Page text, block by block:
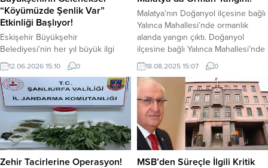
“Köyümüzde Şenlik Var”
Etkinliği Başlıyor!
Eskişehir Büyükşehir
Belediyesi’nin her yıl büyük ilgi
gören geleneksel “Köyümüzde
Şenlik Var” etkinliği, bu yıl da
çocukları ve aileleri birbirinden
renkli etkinliklerle buluşturmaya
hazırlanıyor. Büyükşehir Belediyesi
Kültür, Sanat ve Sosyal İşler Dairesi
Başkanlığı koordinasyonunda
gerçekleştirilecek şenlik
kapsamında, Eskişehir Büyükşehir
12.06.2026 15:10 0
Malatya’nın Doğanyol ilçesine bağlı
Yalınca Mahallesi’nde ormanlık
alanda yangın çıktı. Doğanyol
ilçesine bağlı Yalınca Mahallesi’nde
henüz belirlenemeyen bir nedenler
ormanlık alanda yangın çıktı.
Çevredekilerin ihbarı üzerine olay
yerine çok sayıda itfaiye ekipleri
sevk edildi. Yangın söndürme
çalışmaları başladı. Alevlerin kısa
sürede ilerlemesi sonucu yangın
bölgesine yakın bulunan bir
ahırdaki büyükbaş...
18.08.2025 15:07 0
Zehir Tacirlerine Operasyon!
MSB’den Süreçle İlgili Kritik